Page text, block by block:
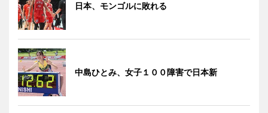
日本、モンゴルに敗れる
中島ひとみ、女子１００障害で日本新